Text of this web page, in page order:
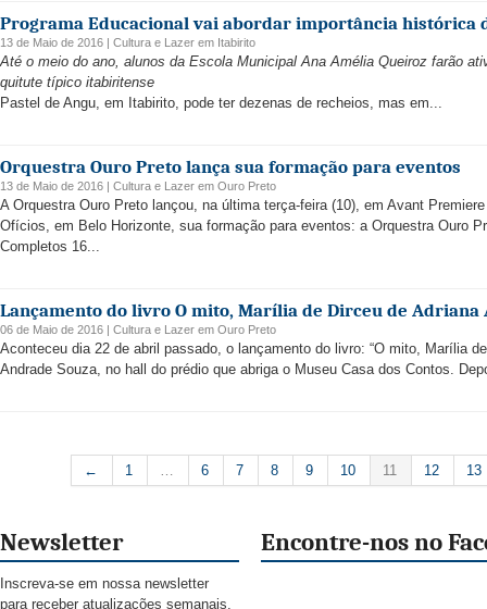
Programa Educacional vai abordar importância histórica
13 de Maio de 2016 | Cultura e Lazer em Itabirito
Até o meio do ano, alunos da Escola Municipal Ana Amélia Queiroz farão
quitute típico itabiritense
Pastel de Angu, em Itabirito, pode ter dezenas de recheios, mas em...
Orquestra Ouro Preto lança sua formação para eventos
13 de Maio de 2016 | Cultura e Lazer em Ouro Preto
A Orquestra Ouro Preto lançou, na última terça-feira (10), em Avant
Ofícios, em Belo Horizonte, sua formação para eventos: a Orquestra Ouro
Completos 16...
Lançamento do livro O mito, Marília de Dirceu de Adriana
06 de Maio de 2016 | Cultura e Lazer em Ouro Preto
Aconteceu dia 22 de abril passado, o lançamento do livro: “O mito, Marília
Andrade Souza, no hall do prédio que abriga o Museu Casa dos Contos.
← 1 … 6 7 8 9 10 11 12 13
Newsletter
Inscreva-se em nossa newsletter
para receber atualizações semanais.
Encontre-nos no